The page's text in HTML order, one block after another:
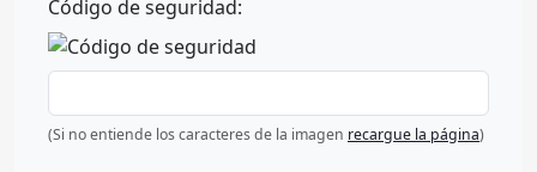
Código de seguridad:
(Si no entiende los caracteres de la imagen recargue la página)